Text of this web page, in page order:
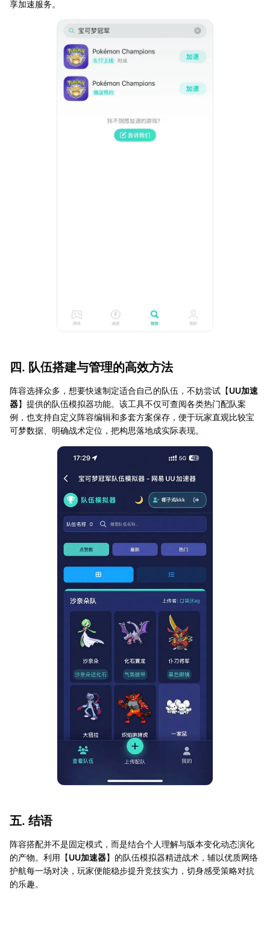
享加速服务。
四. 队伍搭建与管理的高效方法
阵容选择众多，想要快速制定适合自己的队伍，不妨尝试【UU加速
器】提供的队伍模拟器功能。该工具不仅可查阅各类热门配队案
例，也支持自定义阵容编辑和多套方案保存，便于玩家直观比较宝
可梦数据、明确战术定位，把构思落地成实际表现。
五. 结语
阵容搭配并不是固定模式，而是结合个人理解与版本变化动态演化
的产物。利用【UU加速器】的队伍模拟器精进战术，辅以优质网络
护航每一场对决，玩家便能稳步提升竞技实力，切身感受策略对抗
的乐趣。